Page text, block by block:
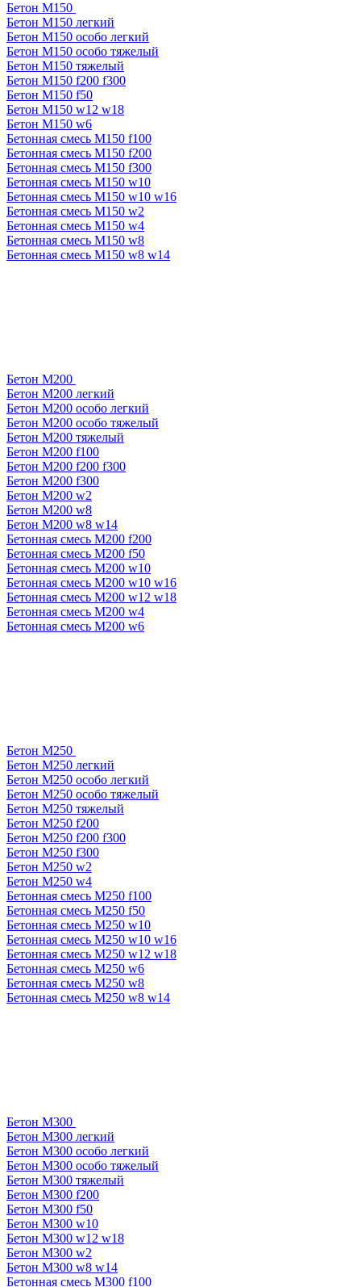
Бетон М150
Бетон М150 легкий
Бетон М150 особо легкий
Бетон М150 особо тяжелый
Бетон М150 тяжелый
Бетон М150 f200 f300
Бетон М150 f50
Бетон М150 w12 w18
Бетон М150 w6
Бетонная смесь М150 f100
Бетонная смесь М150 f200
Бетонная смесь М150 f300
Бетонная смесь М150 w10
Бетонная смесь М150 w10 w16
Бетонная смесь М150 w2
Бетонная смесь М150 w4
Бетонная смесь М150 w8
Бетонная смесь М150 w8 w14
Бетон М200
Бетон М200 легкий
Бетон М200 особо легкий
Бетон М200 особо тяжелый
Бетон М200 тяжелый
Бетон М200 f100
Бетон М200 f200 f300
Бетон М200 f300
Бетон М200 w2
Бетон М200 w8
Бетон М200 w8 w14
Бетонная смесь М200 f200
Бетонная смесь М200 f50
Бетонная смесь М200 w10
Бетонная смесь М200 w10 w16
Бетонная смесь М200 w12 w18
Бетонная смесь М200 w4
Бетонная смесь М200 w6
Бетон М250
Бетон М250 легкий
Бетон М250 особо легкий
Бетон М250 особо тяжелый
Бетон М250 тяжелый
Бетон М250 f200
Бетон М250 f200 f300
Бетон М250 f300
Бетон М250 w2
Бетон М250 w4
Бетонная смесь М250 f100
Бетонная смесь М250 f50
Бетонная смесь М250 w10
Бетонная смесь М250 w10 w16
Бетонная смесь М250 w12 w18
Бетонная смесь М250 w6
Бетонная смесь М250 w8
Бетонная смесь М250 w8 w14
Бетон М300
Бетон М300 легкий
Бетон М300 особо легкий
Бетон М300 особо тяжелый
Бетон М300 тяжелый
Бетон М300 f200
Бетон М300 f50
Бетон М300 w10
Бетон М300 w12 w18
Бетон М300 w2
Бетон М300 w8 w14
Бетонная смесь М300 f100